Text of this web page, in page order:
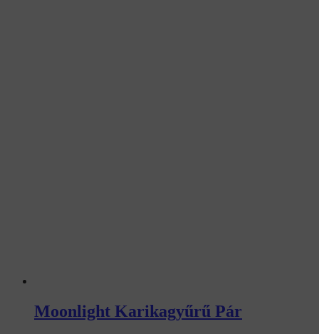
Moonlight Karikagyűrű Pár